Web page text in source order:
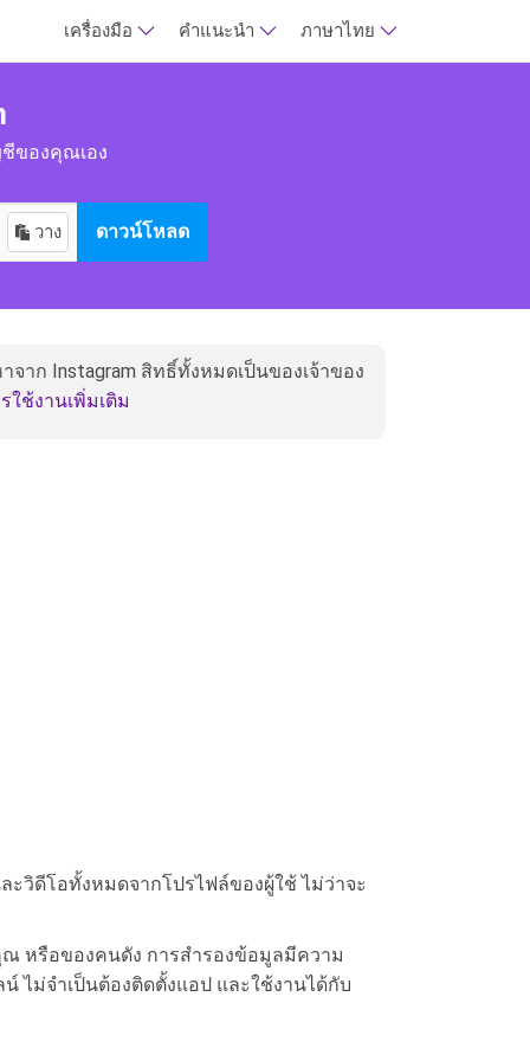
เครื่องมือ คำแนะนำ ภาษาไทย
ของคุณเอง
วาง ดาวน์โหลด
จาก Instagram สิทธิ์ทั้งหมดเป็นของเจ้าของ
ช้งานเพิ่มเติม
วิดีโอทั้งหมดจากโปรไฟล์ของผู้ใช้ ไม่ว่าจะ
หรือของคนดัง การสำรองข้อมูลมีความ
ม่จำเป็นต้องติดตั้งแอป และใช้งานได้กับ